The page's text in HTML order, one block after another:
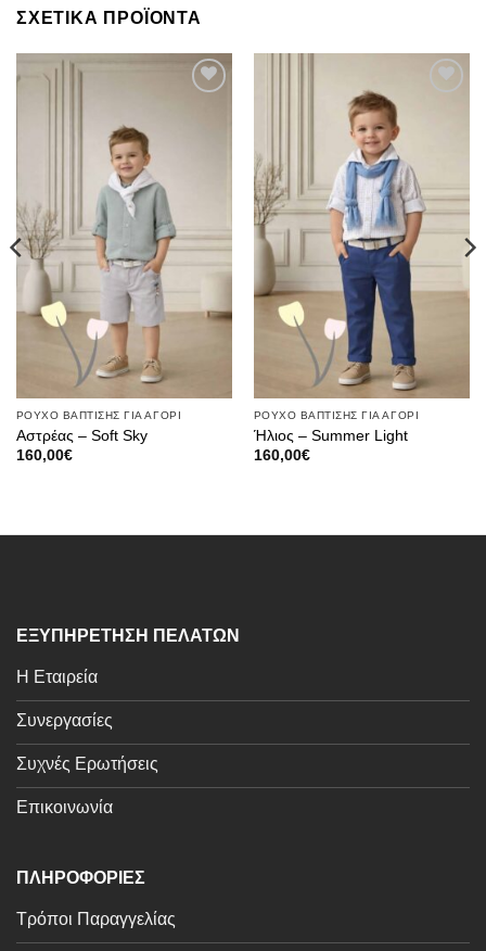
ΣΧΕΤΙΚΑ ΠΡΟΪΟΝΤΑ
ΡΟΥΧΟ ΒΑΠΤΙΣΗΣ ΓΙΑ ΑΓΟΡΙ
Αστρέας – Soft Sky
160,00€
στην λίστα
επιθυμιών
ΡΟΥΧΟ ΒΑΠΤΙΣΗΣ ΓΙΑ ΑΓΟΡΙ
Ήλιος – Summer Light
160,00€
ΕΞΥΠΗΡΕΤΗΣΗ ΠΕΛΑΤΩΝ
Η Εταιρεία
Συνεργασίες
Συχνές Ερωτήσεις
Επικοινωνία
ΠΛΗΡΟΦΟΡΙΕΣ
Τρόποι Παραγγελίας